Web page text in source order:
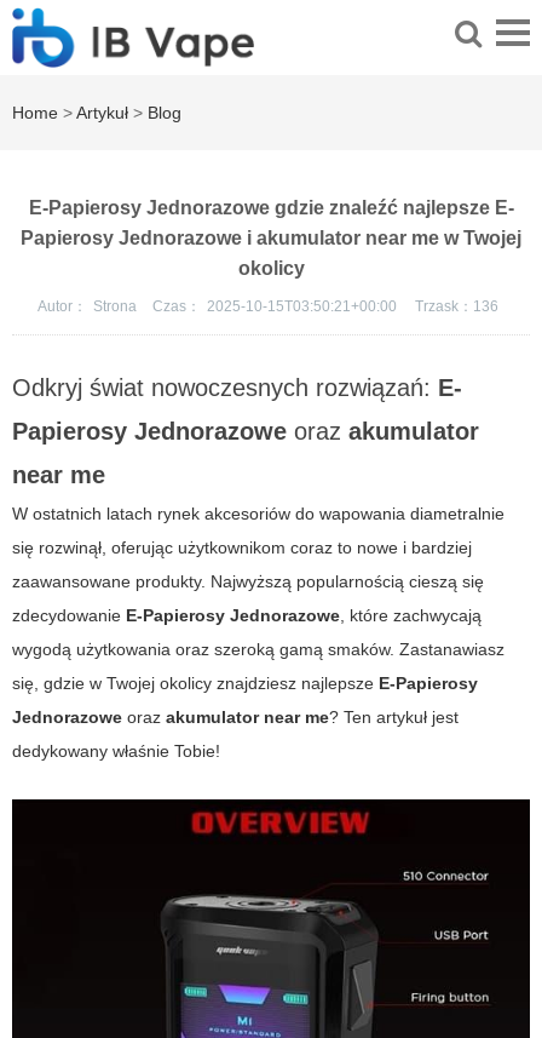
Home >Artykuł > Blog
E-Papierosy Jednorazowe gdzie znaleźć najlepsze E-
Papierosy Jednorazowe i akumulator near me w Twojej
okolicy
Autor： Strona Czas： 2025-10-15T03:50:21+00:00 Trzask： 136
Odkryj świat nowoczesnych rozwiązań: E-
Papierosy Jednorazowe oraz akumulator
near me
W ostatnich latach rynek akcesoriów do wapowania diametralnie
się rozwinął, oferując użytkownikom coraz to nowe i bardziej
zaawansowane produkty. Najwyższą popularnością cieszą się
zdecydowanie E-Papierosy Jednorazowe, które zachwycają
wygodą użytkowania oraz szeroką gamą smaków. Zastanawiasz
się, gdzie w Twojej okolicy znajdziesz najlepsze E-Papierosy
Jednorazowe oraz akumulator near me? Ten artykuł jest
dedykowany właśnie Tobie!